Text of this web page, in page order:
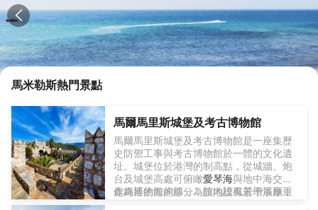
馬米勒斯熱門景點
馬爾馬里斯城堡及考古博物館
馬爾馬里斯城堡及考古博物館是一座集歷
史防禦工事與考古博物館於一體的文化遺
址。城堡位於港灣的制高點，從城牆、炮
台及城堡高處可俯瞰愛琴海與地中海交匯
處綿延的海岸線，為該地標風景增添厚重
作為博物館的部分，館內設有若干展廳，